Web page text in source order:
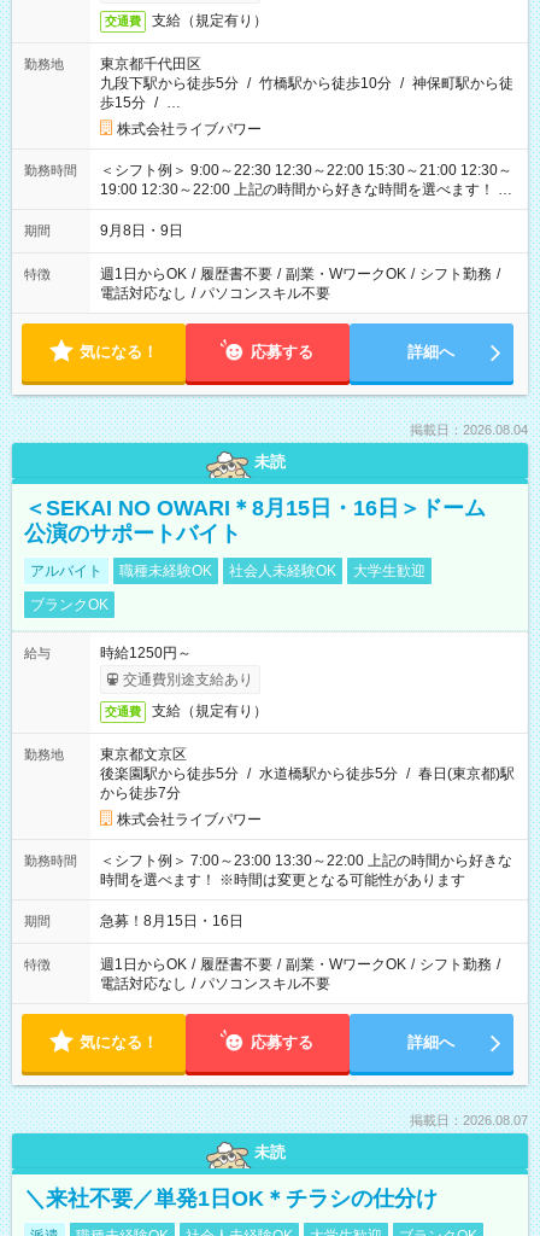
交通費 支給（規定有り）
勤務地
東京都千代田区
九段下駅から徒歩5分 / 竹橋駅から徒歩10分 / 神保町駅から徒
歩15分 / …
株式会社ライブパワー
勤務時間
＜シフト例＞ 9:00～22:30 12:30～22:00 15:30～21:00 12:30～
19:00 12:30～22:00 上記の時間から好きな時間を選べます！ ※
時間は変更となる可能性があります
期間 9月8日・9日
特徴 週1日からOK / 履歴書不要 / 副業・WワークOK / シフト勤務 /
電話対応なし / パソコンスキル不要
気になる！ 応募する 詳細へ
掲載日：2026.08.04
未読
＜SEKAI NO OWARI＊8月15日・16日＞ドーム
公演のサポートバイト
アルバイト 職種未経験OK 社会人未経験OK
大学生歓迎
ブランクOK
給与
時給1250円～
交通費別途支給あり
交通費 支給（規定有り）
勤務地
東京都文京区
後楽園駅から徒歩5分 / 水道橋駅から徒歩5分 / 春日(東京都)駅
から徒歩7分
株式会社ライブパワー
勤務時間
＜シフト例＞ 7:00～23:00 13:30～22:00 上記の時間から好きな
時間を選べます！ ※時間は変更となる可能性があります
期間 急募！8月15日・16日
特徴 週1日からOK / 履歴書不要 / 副業・WワークOK / シフト勤務 /
電話対応なし / パソコンスキル不要
気になる！ 応募する 詳細へ
掲載日：2026.08.07
未読
＼来社不要／単発1日OK＊チラシの仕分け